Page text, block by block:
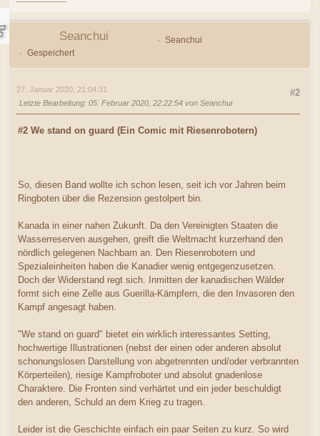
Seanchui
Seanchui
Gespeichert
#2
27. Januar 2020, 21:04:31
Letzte Bearbeitung: 05. Februar 2020, 22:22:54 von Seanchui
#2 We stand on guard (Ein Comic mit Riesenrobotern)
So, diesen Band wollte ich schon lesen, seit ich vor Jahren beim
Ringboten über die Rezension gestolpert bin.
Kanada in einer nahen Zukunft. Da den Vereinigten Staaten die
Wasserreserven ausgehen, greift die Weltmacht kurzerhand den
nördlich gelegenen Nachbarn an. Den Riesenrobotern und
Spezialeinheiten haben die Kanadier wenig entgegenzusetzen.
Doch der Widerstand regt sich. Inmitten der kanadischen Wälder
formt sich eine Zelle aus Guerilla-Kämpfern, die den Invasoren den
Kampf angesagt haben.
"We stand on guard" bietet ein wirklich interessantes Setting,
hochwertige Illustrationen (nebst der einen oder anderen absolut
schonungslosen Darstellung von abgetrennten und/oder verbrannten
Körperteilen), riesige Kampfroboter und absolut gnadenlose
Charaktere. Die Fronten sind verhärtet und ein jeder beschuldigt
den anderen, Schuld an dem Krieg zu tragen.
Leider ist die Geschichte einfach ein paar Seiten zu kurz. So wird